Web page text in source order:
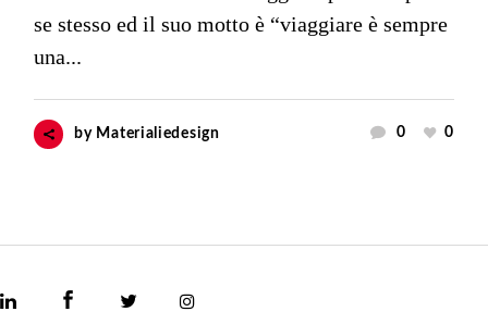
se stesso ed il suo motto è “viaggiare è sempre
una...
by Materialiedesign 0 0